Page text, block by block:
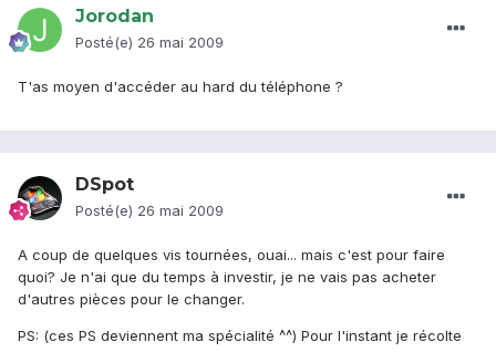
Jorodan
Posté(e) 26 mai 2009
T'as moyen d'accéder au hard du téléphone ?
DSpot
Posté(e) 26 mai 2009
A coup de quelques vis tournées, ouai... mais c'est pour faire
quoi? Je n'ai que du temps à investir, je ne vais pas acheter
d'autres pièces pour le changer.
PS: (ces PS deviennent ma spécialité ^^) Pour l'instant je récolte